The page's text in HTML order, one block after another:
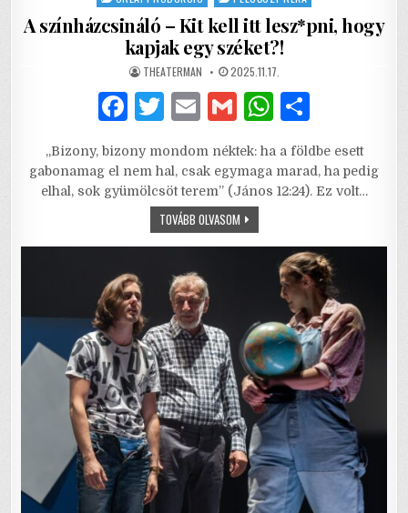
A színházcsináló – Kit kell itt lesz*pni, hogy
kapjak egy széket?!
AUTHOR:
THEATERMAN PUBLISHED
2025.11.17.
F
c
e
o
o
k
T
it
te
r
E
ai
l
G
ai
l
W
at
s
p
p
ar
e
„Bizony, bizony mondom néktek: ha a földbe esett
gabonamag el nem hal, csak egymaga marad, ha pedig
elhal, sok gyümölcsöt terem” (János 12:24). Ez volt…
TOVÁBB OLVASOMA
SZÍNHÁZCSINÁLÓ
–
LESZ*PNI,
EGY
SZÉKET?!